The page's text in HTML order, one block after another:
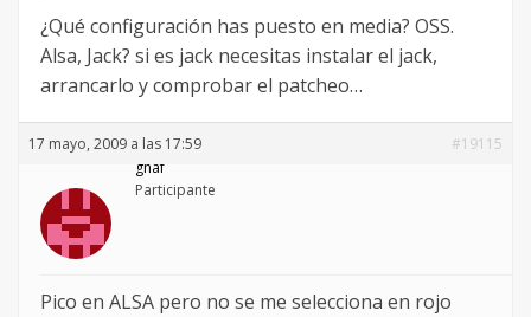
¿Qué configuración has puesto en media? OSS.
Alsa, Jack? si es jack necesitas instalar el jack,
arrancarlo y comprobar el patcheo…
17 mayo, 2009 a las 17:59
#19115
gnaf
Participante
Pico en ALSA pero no se me selecciona en rojo